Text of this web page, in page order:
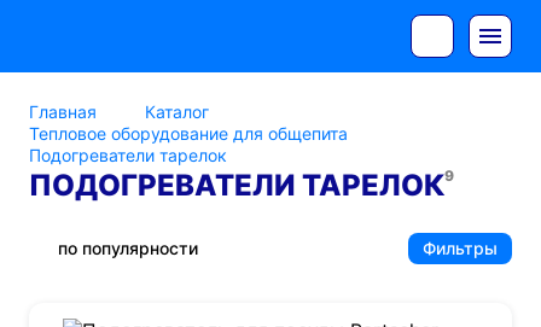
Главная
Каталог
Тепловое оборудование для общепита
Подогреватели тарелок
ПОДОГРЕВАТЕЛИ ТАРЕЛОК9
по популярности Фильтры